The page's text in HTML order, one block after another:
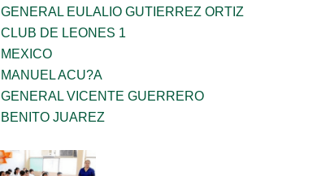
GENERAL EULALIO GUTIERREZ ORTIZ
CLUB DE LEONES 1
MEXICO
MANUEL ACU?A
GENERAL VICENTE GUERRERO
BENITO JUAREZ